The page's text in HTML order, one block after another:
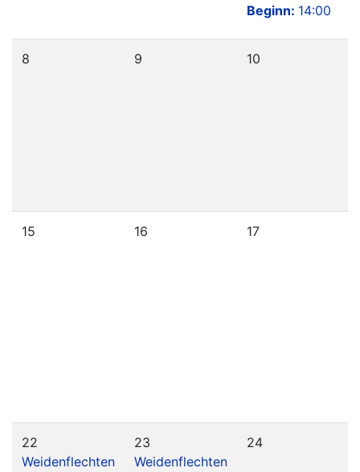
Beginn: 14:00
8 9 10
15 16 17
22
Weidenflechten
23
Weidenflechten
24